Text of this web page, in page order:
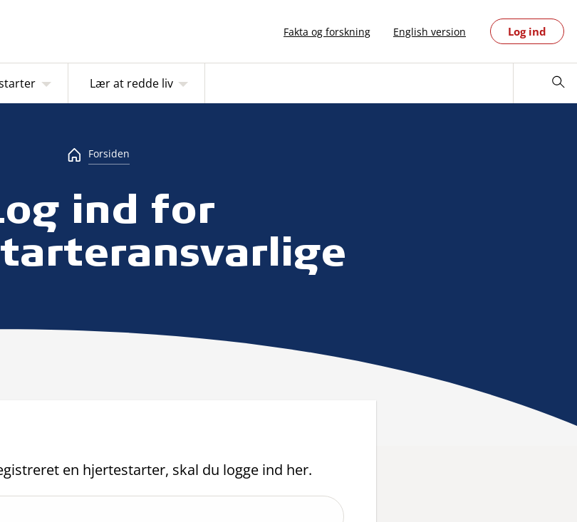
Fakta og forskning English version Log ind
Lær at redde liv
Forsiden
ind for
en hjertestarter, skal du logge ind her.